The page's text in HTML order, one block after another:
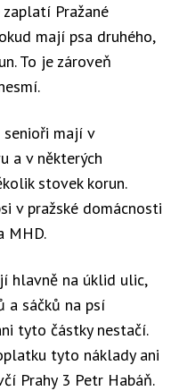
Pražané
mají psa druhého,
To je zároveň
senioři mají v
a v některých
stovek korun.
v pražské domácnosti
MHD.
hlavně na úklid ulic,
a sáčků na psí
tyto částky nestačí.
tyto náklady ani
Prahy 3 Petr Habáň.